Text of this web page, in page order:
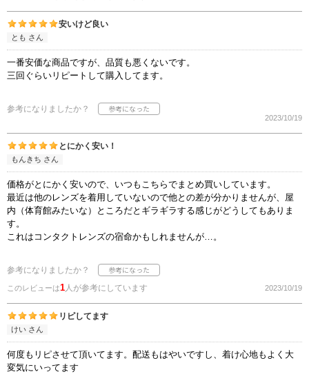
安いけど良い
とも さん
一番安価な商品ですが、品質も悪くないです。
三回ぐらいリピートして購入してます。
参考になりましたか？
2023/10/19
とにかく安い！
もんきち さん
価格がとにかく安いので、いつもこちらでまとめ買いしています。
最近は他のレンズを着用していないので他との差が分かりませんが、屋
内（体育館みたいな）ところだとギラギラする感じがどうしてもありま
す。
これはコンタクトレンズの宿命かもしれませんが…。
参考になりましたか？
このレビューは1人が参考にしています 2023/10/19
リピしてます
けい さん
何度もリピさせて頂いてます。配送もはやいですし、着け心地もよく大
変気にいってます